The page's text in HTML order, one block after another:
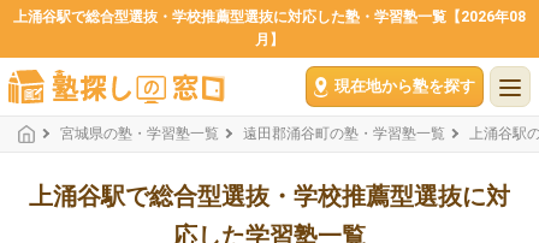
上涌谷駅で総合型選抜・学校推薦型選抜に対応した塾・学習塾一覧【2026年08
月】
現在地から塾を探す
宮城県の塾・学習塾一覧 遠田郡涌谷町の塾・学習塾一覧 上涌谷駅
上涌谷駅で総合型選抜・学校推薦型選抜に対
応した学習塾一覧